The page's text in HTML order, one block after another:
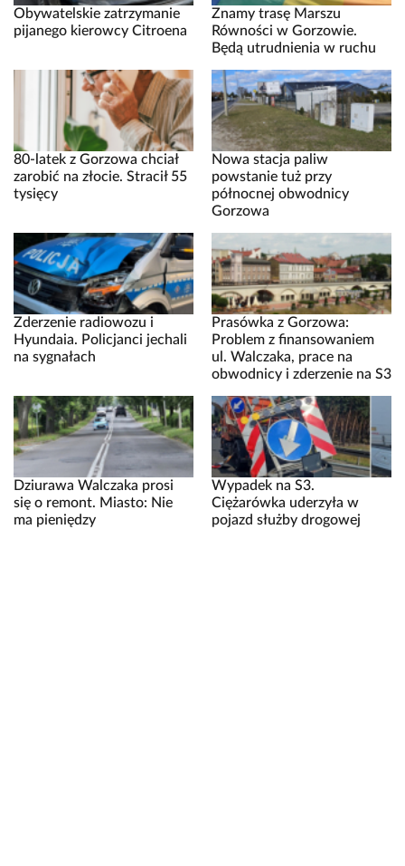
Obywatelskie zatrzymanie
pijanego kierowcy Citroena
Znamy trasę Marszu
Równości w Gorzowie.
Będą utrudnienia w ruchu
80-latek z Gorzowa chciał
zarobić na złocie. Stracił 55
tysięcy
Nowa stacja paliw
powstanie tuż przy
północnej obwodnicy
Gorzowa
Zderzenie radiowozu i
Hyundaia. Policjanci jechali
na sygnałach
Prasówka z Gorzowa:
Problem z finansowaniem
ul. Walczaka, prace na
obwodnicy i zderzenie na S3
Dziurawa Walczaka prosi
się o remont. Miasto: Nie
ma pieniędzy
Wypadek na S3.
Ciężarówka uderzyła w
pojazd służby drogowej